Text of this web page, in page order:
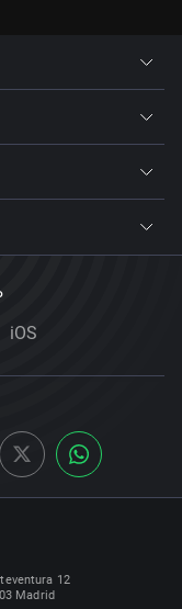
iOS
12
Madrid